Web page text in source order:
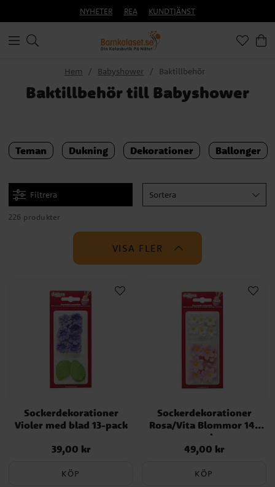
NYHETER REA KUNDTJÄNST
Hem Babyshower Baktillbehör
Baktillbehör till Babyshower
Teman Dukning Dekorationer Ballonger
Filtrera Sortera
226 produkter
VISA FLER
Sockerdekorationer
Violer med blad 13-pack
Pris:39,00 kr
39,00 kr
KÖP
Sockerdekorationer
Rosa/Vita Blommor 14-
pack
Pris:49,00 kr
49,00 kr
KÖP